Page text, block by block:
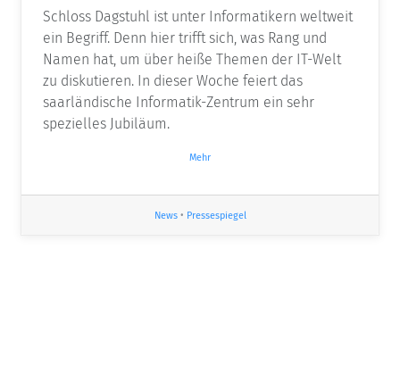
Schloss Dagstuhl ist unter Informatikern weltweit
ein Begriff. Denn hier trifft sich, was Rang und
Namen hat, um über heiße Themen der IT-Welt
zu diskutieren. In dieser Woche feiert das
saarländische Informatik-Zentrum ein sehr
spezielles Jubiläum.
Mehr
News• Pressespiegel